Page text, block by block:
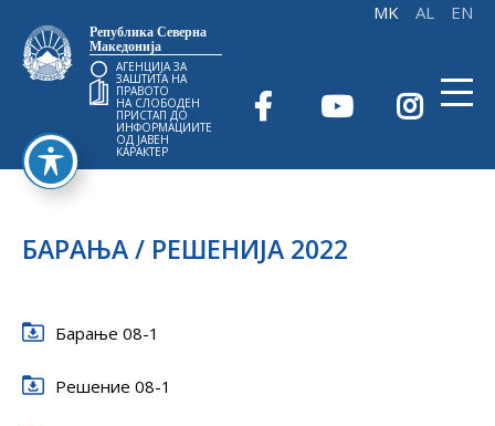
Република Северна
Македонија
АГЕНЦИЈА ЗА
ЗАШТИТА НА
ПРАВОТО
НА СЛОБОДЕН
ПРИСТАП ДО
ИНФОРМАЦИИТЕ
ОД ЈАВЕН
КАРАКТЕР
БАРАЊА / РЕШЕНИЈА 2022
Барање 08-1
Решение 08-1